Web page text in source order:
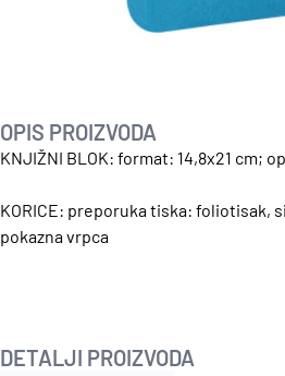
OPIS PROIZVODA
KNJIŽNI BLOK: format: 14,8x21 cm;
KORICE: preporuka tiska: foliotisak,
pokazna vrpca
DETALJI PROIZVODA